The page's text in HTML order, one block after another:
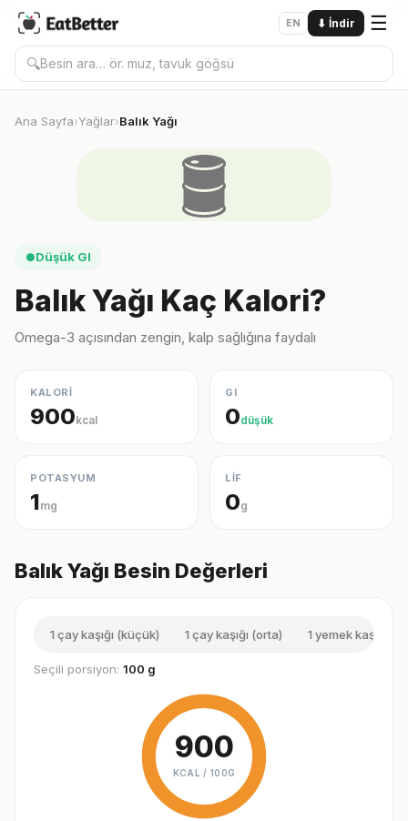
EN ⬇ İndir ☰
🔍
Ana Sayfa›Yağlar›Balık Yağı
🛢️
●Düşük GI
Balık Yağı Kaç Kalori?
Omega-3 açısından zengin, kalp sağlığına faydalı
KALORİ
900kcal
GI
0düşük
POTASYUM
1mg
LİF
0g
Balık Yağı Besin Değerleri
1 çay kaşığı (küçük) 1 çay kaşığı (orta) 1 yemek kaşığı
Seçili porsiyon: 100 g
900
KCAL / 100G